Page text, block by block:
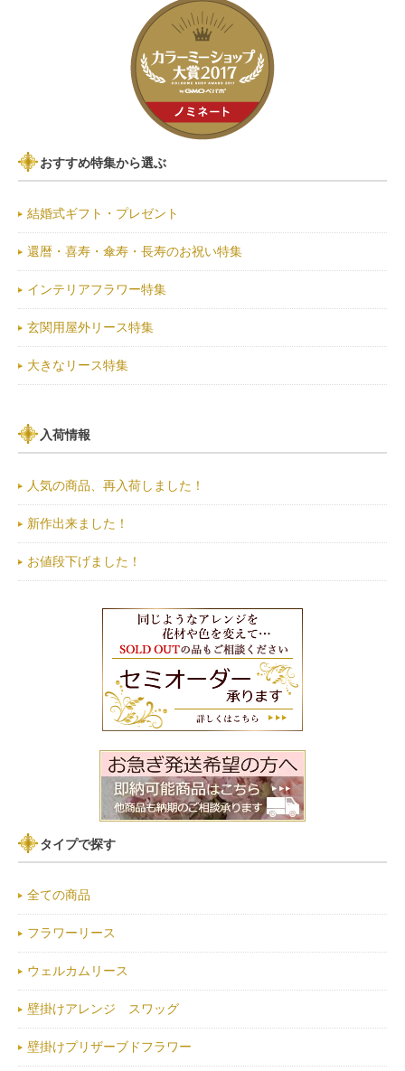
おすすめ特集から選ぶ
結婚式ギフト・プレゼント
還暦・喜寿・傘寿・長寿のお祝い特集
インテリアフラワー特集
玄関用屋外リース特集
大きなリース特集
入荷情報
人気の商品、再入荷しました！
新作出来ました！
お値段下げました！
タイプで探す
全ての商品
フラワーリース
ウェルカムリース
壁掛けアレンジ スワッグ
壁掛けプリザーブドフラワー